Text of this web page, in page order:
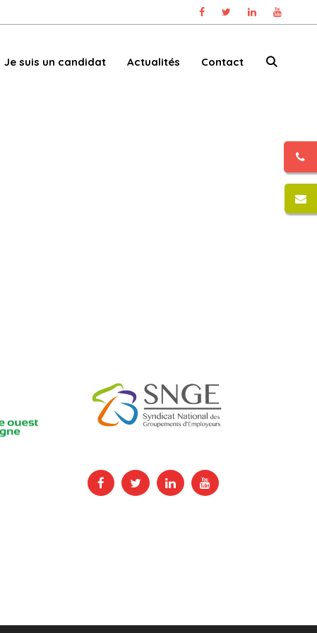
Je suis un candidat Actualités Contact